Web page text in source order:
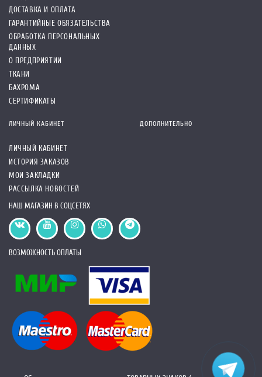
ДОСТАВКА И ОПЛАТА
ГАРАНТИЙНЫЕ ОБЯЗАТЕЛЬСТВА
ОБРАБОТКА ПЕРСОНАЛЬНЫХ
ДАННЫХ
О ПРЕДПРИЯТИИ
ТКАНИ
БАХРОМА
СЕРТИФИКАТЫ
ЛИЧНЫЙ КАБИНЕТ
ЛИЧНЫЙ КАБИНЕТ
ИСТОРИЯ ЗАКАЗОВ
МОИ ЗАКЛАДКИ
РАССЫЛКА НОВОСТЕЙ
ДОПОЛНИТЕЛЬНО
НАШ МАГАЗИН В СОЦСЕТЯХ
ВОЗМОЖНОСТЬ ОПЛАТЫ